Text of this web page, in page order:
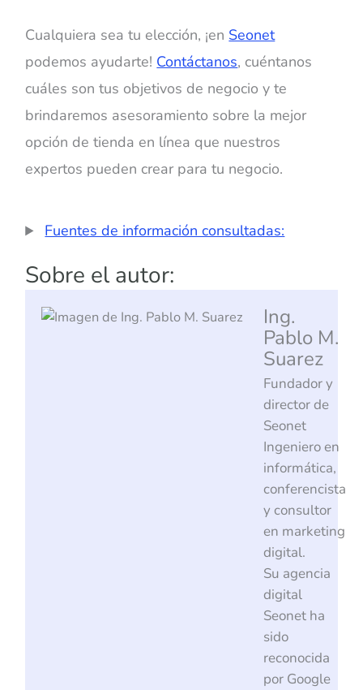
Cualquiera sea tu elección, ¡en Seonet
podemos ayudarte! Contáctanos, cuéntanos
cuáles son tus objetivos de negocio y te
brindaremos asesoramiento sobre la mejor
opción de tienda en línea que nuestros
expertos pueden crear para tu negocio.
Fuentes de información consultadas:
Sobre el autor:
Ing.
Pablo M.
Suarez
Fundador y
director de
Seonet
Ingeniero en
informática,
conferencista
y consultor
en marketing
digital.
Su agencia
digital
Seonet ha
sido
reconocida
por Google